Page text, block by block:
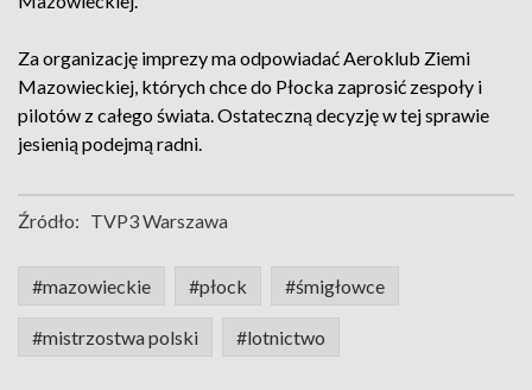
Za organizację imprezy ma odpowiadać Aeroklub Ziemi
Mazowieckiej, których chce do Płocka zaprosić zespoły i
pilotów z całego świata. Ostateczną decyzję w tej sprawie
jesienią podejmą radni.
Źródło: TVP3 Warszawa
#mazowieckie #płock #śmigłowce
#mistrzostwa polski #lotnictwo